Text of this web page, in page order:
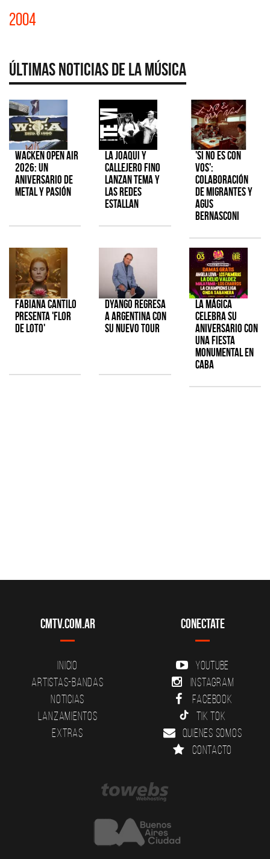
2004
Últimas Noticias de la Música
Wacken Open Air
2026: Un
aniversario de
metal y pasión
La Joaqui y
Callejero Fino
lanzan tema y
las redes
estallan
'Si No Es Con
Vos':
colaboración
de Migrantes y
Agus
Bernasconi
Fabiana Cantilo
presenta 'Flor
de Loto'
Dyango regresa
a Argentina con
su nuevo tour
La Mágica
celebra su
aniversario con
una fiesta
monumental en
CABA
CMTV.com.ar
Inicio
Artistas-Bandas
Noticias
Lanzamientos
Extras
Conectate
YouTube
Instagram
Facebook
Tik Tok
Quienes somos
Contacto